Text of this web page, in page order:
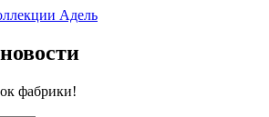
Адель
фабрики!